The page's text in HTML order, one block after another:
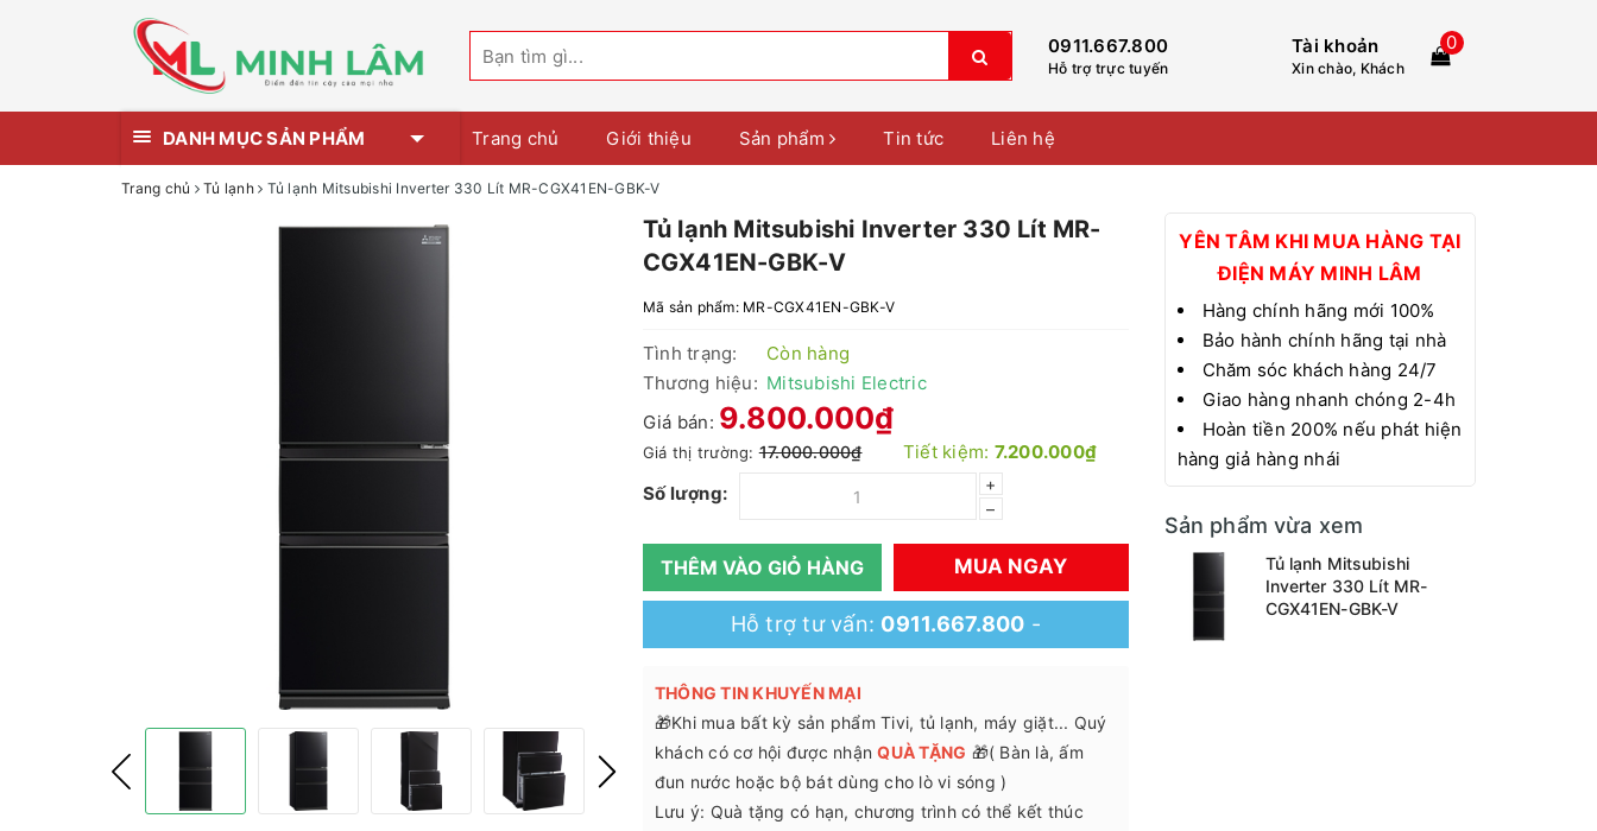
0911.667.800
Hỗ trợ trực tuyến
Tài khoản
Xin chào, Khách
0
DANH MỤC SẢN PHẨM Trang chủ Giới thiệu Sản phẩm Tin tức Liên hệ
Trang chủ Tủ lạnh Tủ lạnh Mitsubishi Inverter 330 Lít MR-CGX41EN-GBK-V
Tủ lạnh Mitsubishi Inverter 330 Lít MR-
CGX41EN-GBK-V
Mã sản phẩm: MR-CGX41EN-GBK-V
Tình trạng:
Còn hàng
Thương hiệu: Mitsubishi Electric
Giá bán: 9.800.000₫
Giá thị trường:17.000.000₫ Tiết kiệm: 7.200.000₫
Số lượng:
+
–
THÊM VÀO GIỎ HÀNG MUA NGAY
Hỗ trợ tư vấn: 0911.667.800 -
THÔNG TIN KHUYẾN MẠI
🎁Khi mua bất kỳ sản phẩm Tivi, tủ lạnh, máy giặt... Quý
khách có cơ hội được nhậnQUÀ TẶNG 🎁( Bàn là, ấm
đun nước hoặc bộ bát dùng cho lò vi sóng )
Lưu ý: Quà tặng có hạn, chương trình có thể kết thúc
YÊN TÂM KHI MUA HÀNG TẠI
ĐIỆN MÁY MINH LÂM
Hàng chính hãng mới 100%
Bảo hành chính hãng tại nhà
Chăm sóc khách hàng 24/7
Giao hàng nhanh chóng 2-4h
Hoàn tiền 200% nếu phát hiện
hàng giả hàng nhái
Sản phẩm vừa xem
Tủ lạnh Mitsubishi
Inverter 330 Lít MR-
CGX41EN-GBK-V